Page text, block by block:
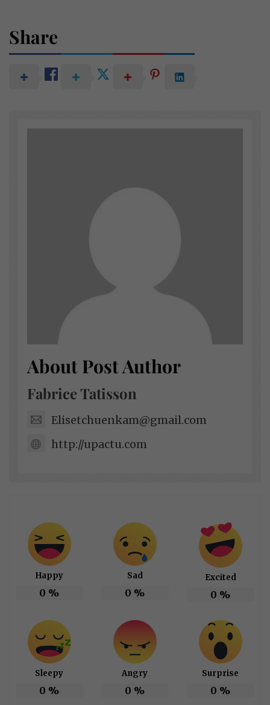
Share
About Post Author
Fabrice Tatisson
Elisetchuenkam@gmail.com
http://upactu.com
Happy
0 %
Sad
0 %
Excited
0 %
Sleepy
0 %
Angry
0 %
Surprise
0 %